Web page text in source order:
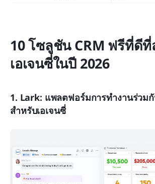
10 โซลูชัน CRM ฟรีที่ดี
เอเจนซี่ในปี 2026
1. Lark: แพลตฟอร์มการทำงานร่วม
สำหรับเอเจนซี่